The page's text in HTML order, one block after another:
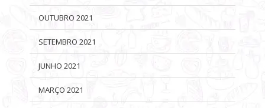
OUTUBRO 2021
SETEMBRO 2021
JUNHO 2021
MARÇO 2021